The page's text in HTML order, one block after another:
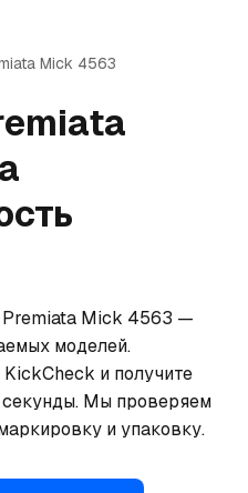
Mick 4563
Premiata Mick 4563 —
моделей.
и получите
секунды. Мы проверяем
и упаковку.